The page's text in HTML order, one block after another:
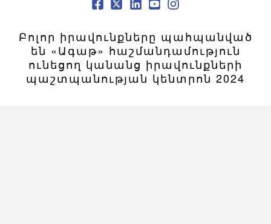
Բոլոր իրավունքները պահպանված
են «Ագաթ» հաշմանդամություն
ունեցող կանանց իրավունքների
պաշտպանության կենտրոն 2024